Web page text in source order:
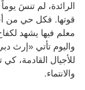
الرائدة، لم تنسَ
قوتها. فكل حي من
معلم فيها يشهد
واليوم تأتي «إرث
للأجيال القادمة،
والانتماء.